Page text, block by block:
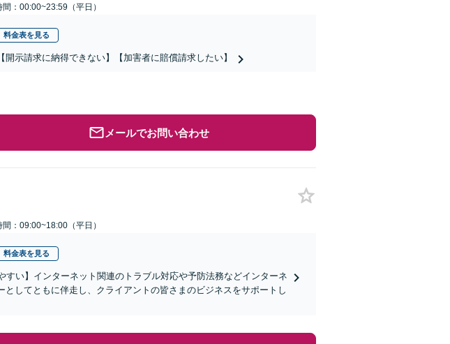
間：00:00~23:59（平日）
料金表を見る
示請求に納得できない】【加害者に賠償請求したい】
メールでお問い合わせ
間：09:00~18:00（平日）
料金表を見る
すい】インターネット関連のトラブル対応や予防法務などインターネ
してともに伴走し、クライアントの皆さまのビジネスをサポートし